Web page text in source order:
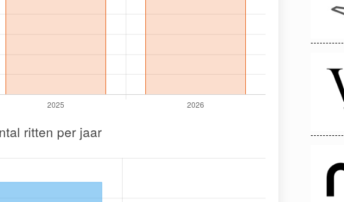
ritten per jaar